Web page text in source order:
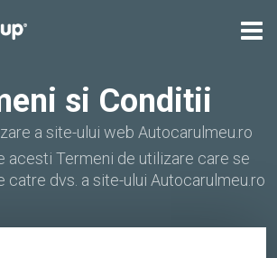
si Conditii
a site-ului web Autocarulmeu.ro
acesti Termeni de utilizare care se
catre dvs. a site-ului Autocarulmeu.ro